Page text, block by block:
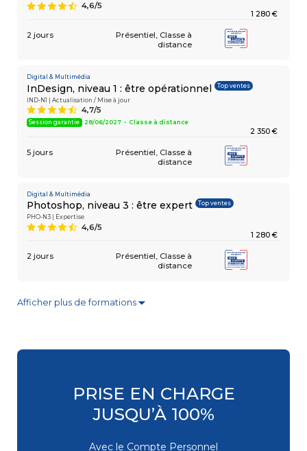
1 280 €
9 4,6/5
2 jours Présentiel Classe à
distance
Digital & Multimédia
InDesign, niveau 1 : être opérationnel Top ventes
IND-N1 | Actualisation / Mise à jour
2 350 €
9 4,7/5
Session garantie 28/06/2027 - Classe à distance
5 jours Présentiel Classe à
distance
Digital & Multimédia
Photoshop, niveau 3 : être expert Top ventes
PHO-N3 | Expertise
1 280 €
9 4,6/5
2 jours Présentiel Classe à
distance
Digital & Multimédia
Illustrator : dessiner avec une tablette
PAO-PA13119 | Perfectionnement / Avancé
Afficher plus de formations▼
PRISE EN CHARGE
JUSQU’À 100%
Avec le Compte Personnel